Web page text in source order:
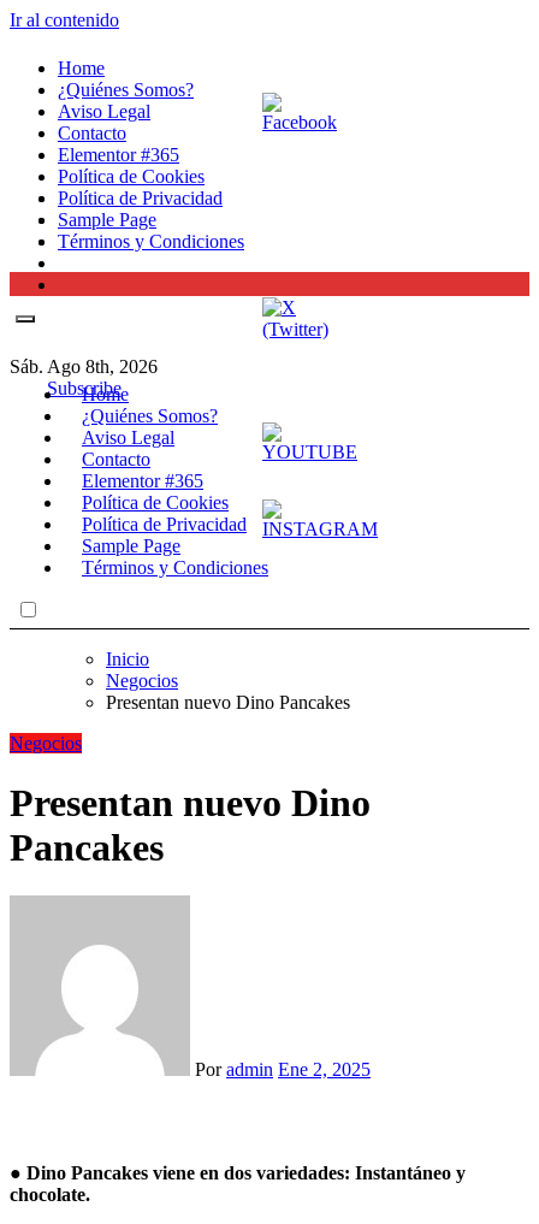
Ir al contenido
Home
¿Quiénes Somos?
Aviso Legal
Contacto
Elementor #365
Política de Cookies
Política de Privacidad
Sample Page
Términos y Condiciones
Sáb. Ago 8th, 2026
Subscribe
Home
¿Quiénes Somos?
Aviso Legal
Contacto
Elementor #365
Política de Cookies
Política de Privacidad
Sample Page
Términos y Condiciones
Inicio
Negocios
Presentan nuevo Dino Pancakes
Negocios
Presentan nuevo Dino
Pancakes
Poradmin Ene 2, 2025
● Dino Pancakes viene en dos variedades: Instantáneo y
chocolate.